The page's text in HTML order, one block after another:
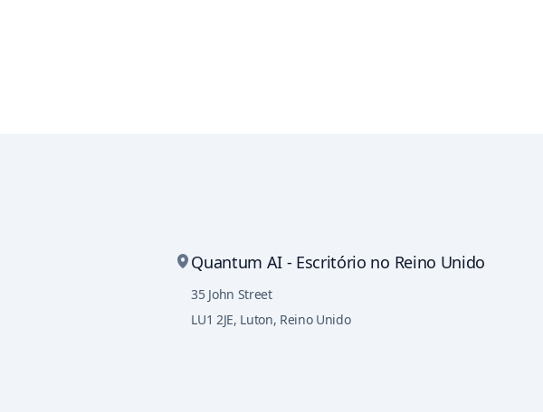
Quantum AI - Escritório no Reino Unido
35 John Street
LU1 2JE, Luton, Reino Unido